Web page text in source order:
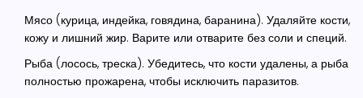
Мясо (курица, индейка, говядина, баранина). Удаляйте кости,
кожу и лишний жир. Варите или отварите без соли и специй.
Рыба (лосось, треска). Убедитесь, что кости удалены, а рыба
полностью прожарена, чтобы исключить паразитов.